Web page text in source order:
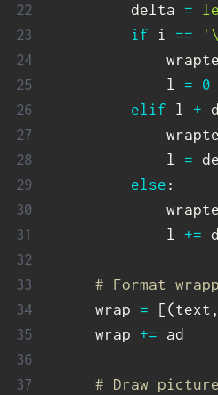
        delta
=
if i ==
            l
= 0
elif l +
            l
=
else :
            l
+=
# Format
    wrap
= [ (text ,
    wrap
+= ad
# Draw picture